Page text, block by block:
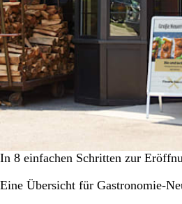
In 8 einfachen Schritten zur
Eine Übersicht für Gastronomie-